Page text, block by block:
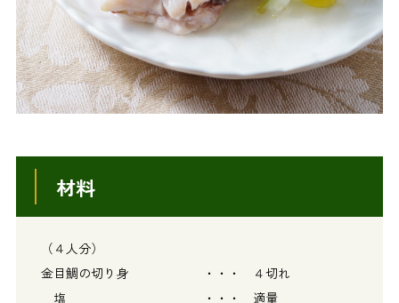
材料
（４人分）
金目鯛の切り身 ・・・ ４切れ
塩 ・・・ 適量